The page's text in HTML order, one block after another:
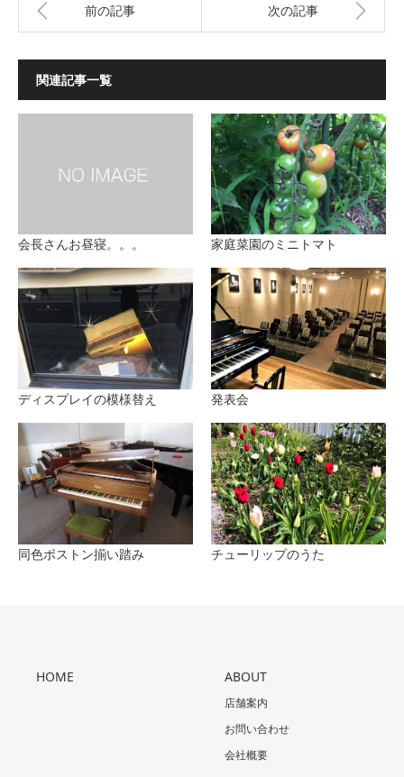
前の記事 次の記事
関連記事一覧
会長さんお昼寝。。。 家庭菜園のミニトマト
ディスプレイの模様替え 発表会
同色ボストン揃い踏み チューリップのうた
HOME ABOUT
店舗案内
お問い合わせ
会社概要